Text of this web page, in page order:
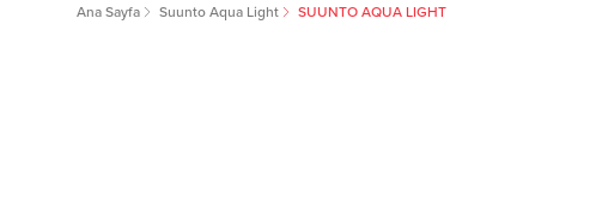
Ana Sayfa Suunto Aqua Light SUUNTO AQUA LIGHT